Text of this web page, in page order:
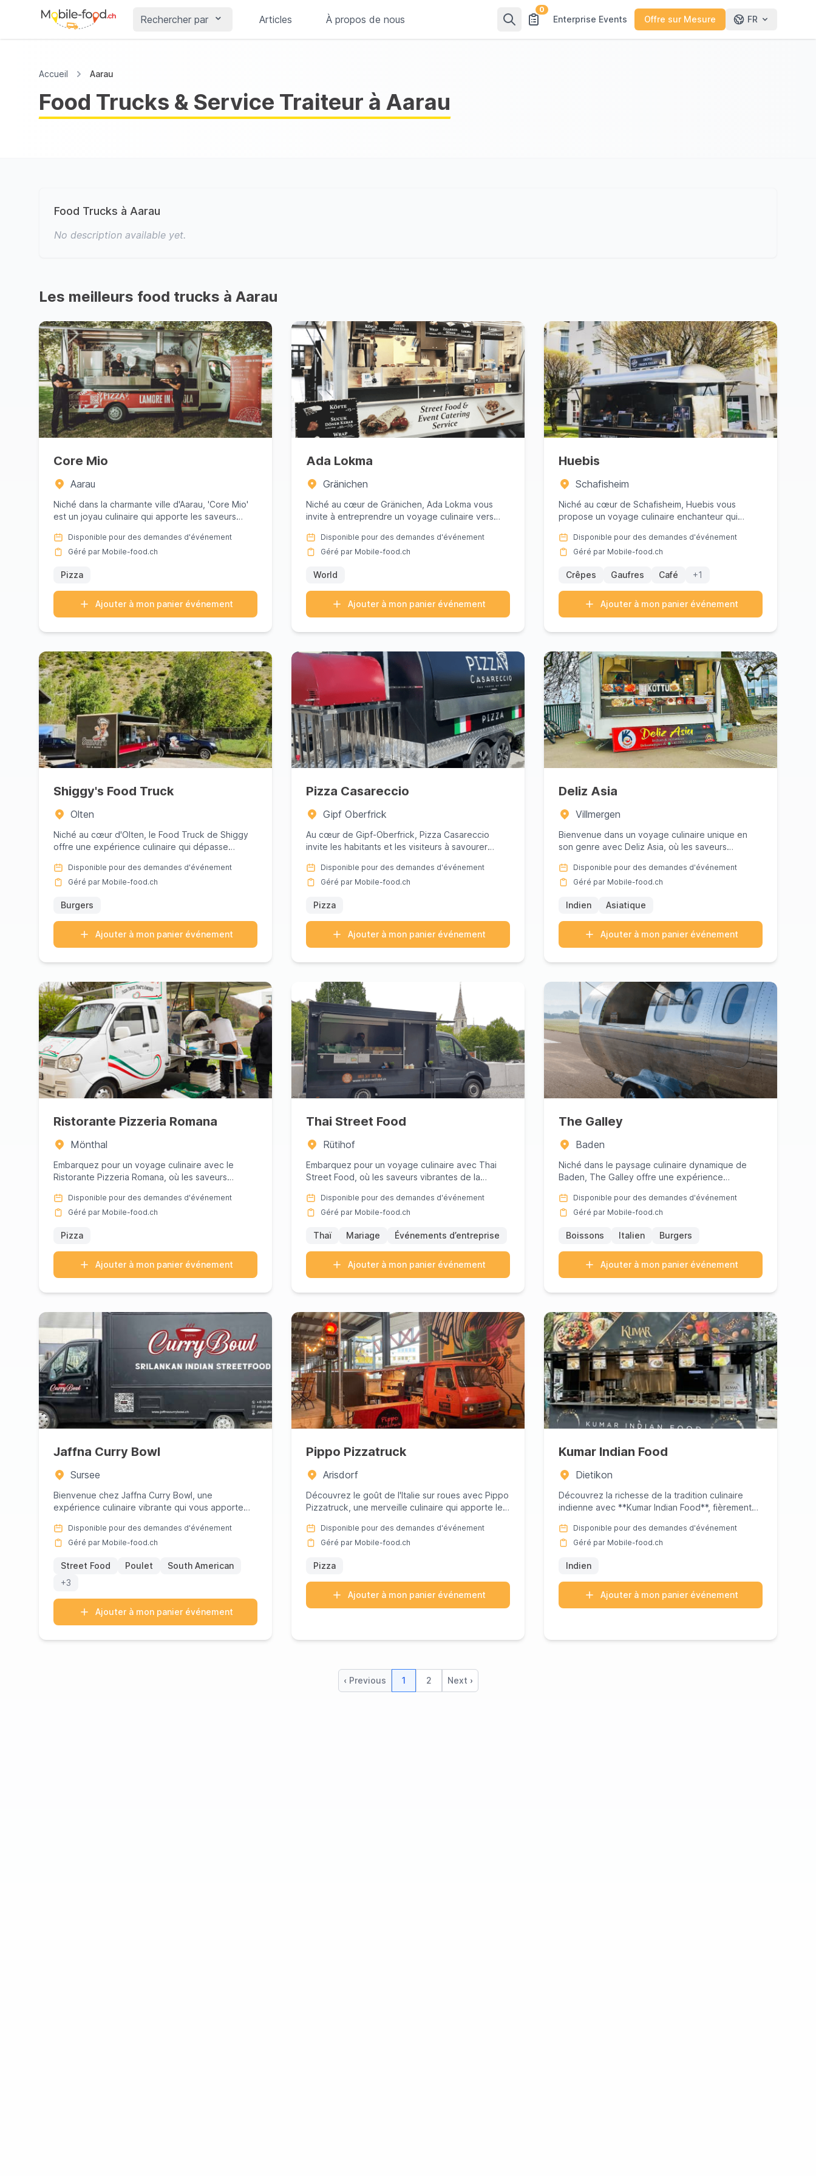
Rechercher par Articles À propos de nous
0
Enterprise Events Offre sur Mesure FR
Accueil Aarau
Food Trucks & Service Traiteur à Aarau
Food Trucks à Aarau
No description available yet.
Les meilleurs food trucks à Aarau
Core Mio
Aarau
Niché dans la charmante ville d'Aarau, 'Core Mio'
est un joyau culinaire qui apporte les saveurs
Disponible pour des demandes d'événement
Géré par Mobile-food.ch
Pizza
Ajouter à mon panier événement
Ada Lokma
Gränichen
Niché au cœur de Gränichen, Ada Lokma vous
invite à entreprendre un voyage culinaire vers
Disponible pour des demandes d'événement
Géré par Mobile-food.ch
World
Ajouter à mon panier événement
Huebis
Schafisheim
Niché au cœur de Schafisheim, Huebis vous
propose un voyage culinaire enchanteur qui
Disponible pour des demandes d'événement
Géré par Mobile-food.ch
Crêpes Gaufres Café +1
Ajouter à mon panier événement
Shiggy's Food Truck
Olten
Niché au cœur d'Olten, le Food Truck de Shiggy
offre une expérience culinaire qui dépasse
Disponible pour des demandes d'événement
Géré par Mobile-food.ch
Burgers
Ajouter à mon panier événement
Pizza Casareccio
Gipf Oberfrick
Au cœur de Gipf-Oberfrick, Pizza Casareccio
invite les habitants et les visiteurs à savourer
Disponible pour des demandes d'événement
Géré par Mobile-food.ch
Pizza
Ajouter à mon panier événement
Deliz Asia
Villmergen
Bienvenue dans un voyage culinaire unique en
son genre avec Deliz Asia, où les saveurs
Disponible pour des demandes d'événement
Géré par Mobile-food.ch
Indien Asiatique
Ajouter à mon panier événement
Ristorante Pizzeria Romana
Mönthal
Embarquez pour un voyage culinaire avec le
Ristorante Pizzeria Romana, où les saveurs
Disponible pour des demandes d'événement
Géré par Mobile-food.ch
Pizza
Ajouter à mon panier événement
Thai Street Food
Rütihof
Embarquez pour un voyage culinaire avec Thai
Street Food, où les saveurs vibrantes de la
Disponible pour des demandes d'événement
Géré par Mobile-food.ch
Thaï Mariage Événements d’entreprise
Ajouter à mon panier événement
The Galley
Baden
Niché dans le paysage culinaire dynamique de
Baden, The Galley offre une expérience
Disponible pour des demandes d'événement
Géré par Mobile-food.ch
Boissons Italien Burgers
Ajouter à mon panier événement
Jaffna Curry Bowl
Sursee
Bienvenue chez Jaffna Curry Bowl, une
expérience culinaire vibrante qui vous apporte
Disponible pour des demandes d'événement
Géré par Mobile-food.ch
Street Food Poulet
South American
+3
Ajouter à mon panier événement
Pippo Pizzatruck
Arisdorf
Découvrez le goût de l'Italie sur roues avec Pippo
Pizzatruck, une merveille culinaire qui apporte les
Disponible pour des demandes d'événement
Géré par Mobile-food.ch
Pizza
Ajouter à mon panier événement
Kumar Indian Food
Dietikon
Découvrez la richesse de la tradition culinaire
indienne avec **Kumar Indian Food**, fièrement
Disponible pour des demandes d'événement
Géré par Mobile-food.ch
Indien
Ajouter à mon panier événement
‹ Previous 1 2 Next ›